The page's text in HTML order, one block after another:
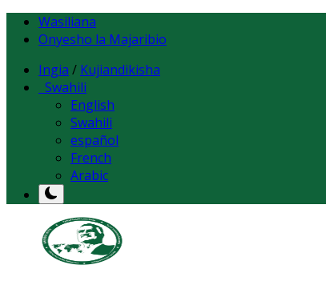
Wasiliana
Onyesho la Majaribio
Ingia / Kujiandikisha
Swahili
English
Swahili
español
French
Arabic